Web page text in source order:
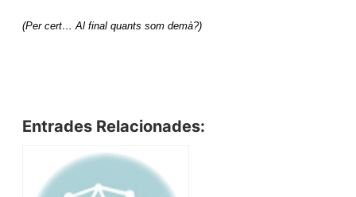
(Per cert… Al final quants som demà?)
Entrades Relacionades: